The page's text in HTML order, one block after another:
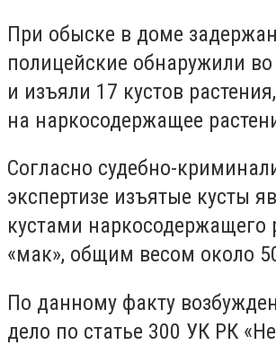
При обыске в доме
полицейские обнаружили
и изъяли 17 кустов
на наркосодержащее
Согласно судебно-
экспертизе изъятые кусты
кустами наркосодержащего
«мак», общим весом около
По данному факту
дело по статье 300 УК РК